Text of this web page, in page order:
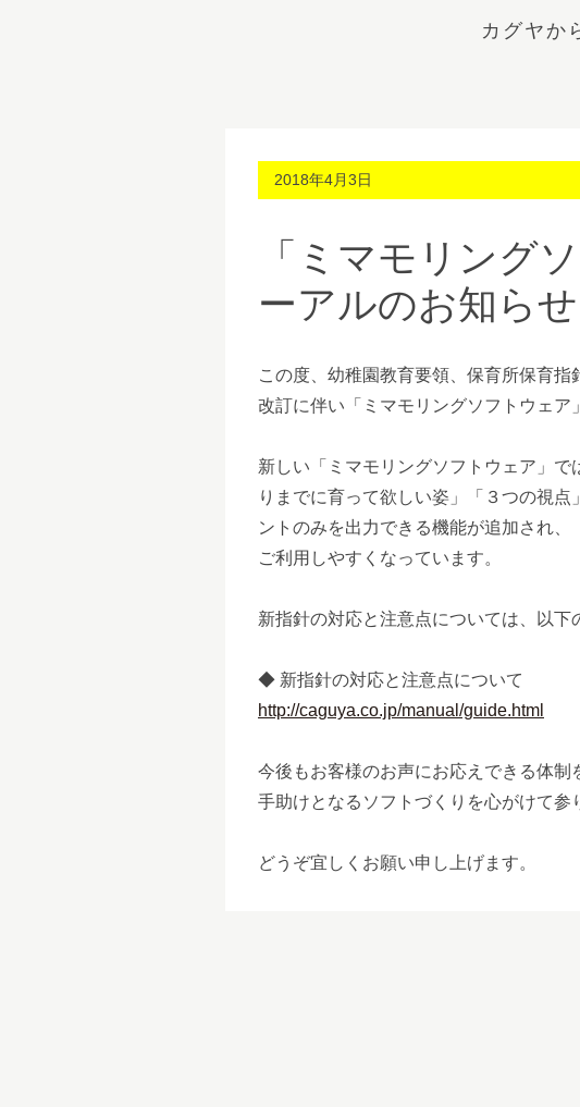
カグヤか
2018年4月3日
「ミマモリング
ーアルのお知らせ
この度、幼稚園教育要領、保育所保育
改訂に伴い「ミマモリングソフトウェア
新しい「ミマモリングソフトウェア」
りまでに育って欲しい姿」「３つの視
ントのみを出力できる機能が追加され
ご利用しやすくなっています。
新指針の対応と注意点については、以下
◆ 新指針の対応と注意点について
http://caguya.co.jp/manual/guide.html
今後もお客様のお声にお応えできる体
手助けとなるソフトづくりを心がけて参
どうぞ宜しくお願い申し上げます。